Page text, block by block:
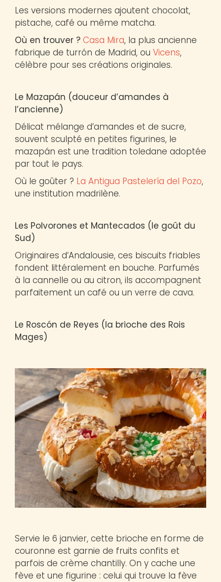
Les versions modernes ajoutent chocolat,
pistache, café ou même matcha.
Où en trouver ? Casa Mira, la plus ancienne
fabrique de turrón de Madrid, ou Vicens,
célèbre pour ses créations originales.
Le Mazapán (douceur d’amandes à
l’ancienne)
Délicat mélange d’amandes et de sucre,
souvent sculpté en petites figurines, le
mazapán est une tradition toledane adoptée
par tout le pays.
Où le goûter ? La Antigua Pastelería del Pozo,
une institution madrilène.
Les Polvorones et Mantecados (le goût du
Sud)
Originaires d’Andalousie, ces biscuits friables
fondent littéralement en bouche. Parfumés
à la cannelle ou au citron, ils accompagnent
parfaitement un café ou un verre de cava.
Le Roscón de Reyes (la brioche des Rois
Mages)
Servie le 6 janvier, cette brioche en forme de
couronne est garnie de fruits confits et
parfois de crème chantilly. On y cache une
fève et une figurine : celui qui trouve la fève